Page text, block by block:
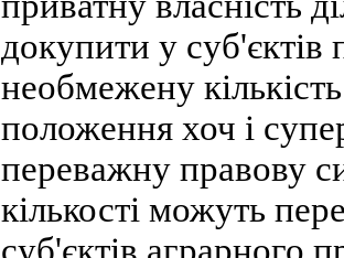
докупити у суб'єктів
необмежену
положення хоч і
переважну правову
кількості можуть